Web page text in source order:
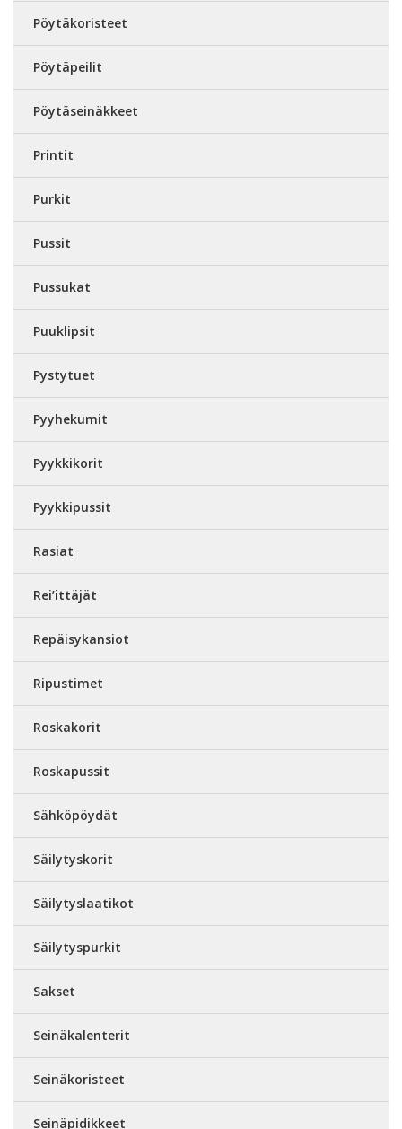
Pöytäkoristeet
Pöytäpeilit
Pöytäseinäkkeet
Printit
Purkit
Pussit
Pussukat
Puuklipsit
Pystytuet
Pyyhekumit
Pyykkikorit
Pyykkipussit
Rasiat
Rei’ittäjät
Repäisykansiot
Ripustimet
Roskakorit
Roskapussit
Sähköpöydät
Säilytyskorit
Säilytyslaatikot
Säilytyspurkit
Sakset
Seinäkalenterit
Seinäkoristeet
Seinäpidikkeet